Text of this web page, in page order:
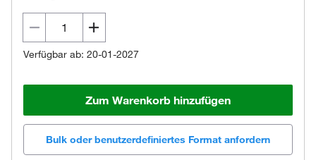
Verfügbar ab: 20-01-2027
Zum Warenkorb hinzufügen
Bulk oder benutzerdefiniertes Format anfordern